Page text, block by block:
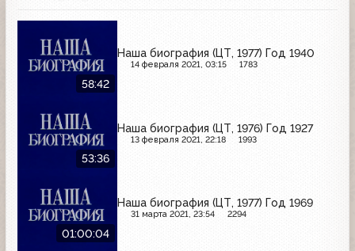
58:42
Наша биография (ЦТ, 1977) Год 1940
14 февраля 2021, 03:15 1783
53:36
Наша биография (ЦТ, 1976) Год 1927
13 февраля 2021, 22:18 1993
01:00:04
Наша биография (ЦТ, 1977) Год 1969
31 марта 2021, 23:54 2294